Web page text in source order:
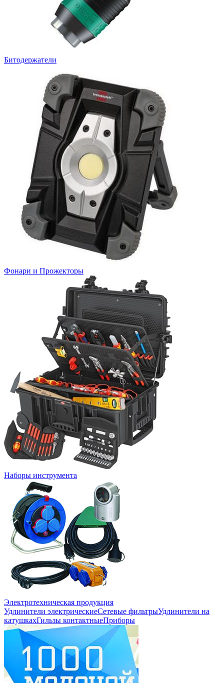
Битодержатели
Фонари и Прожекторы
Наборы инструмента
Электротехническая продукция
Удлинители электрическиеСетевые фильтрыУдлинители на
катушкахГильзы контактныеПриборы